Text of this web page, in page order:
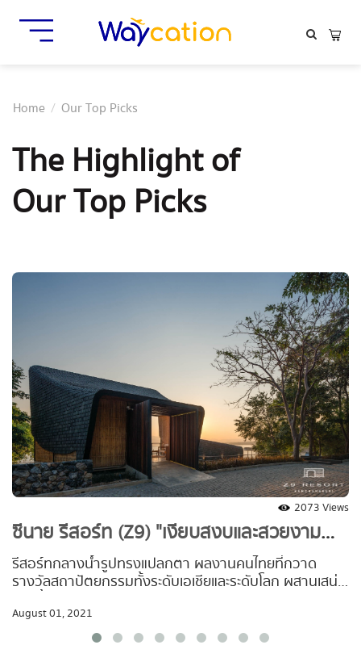
Home Our Top Picks
The Highlight of
Our Top Picks
2073 Views
ซีนาย รีสอร์ท (Z9) "เงียบสงบและสวยงาม
ที่สุดใจกลางเขื่อนศรีนครินทร์ "
รีสอร์ทกลางน้ำรูปทรงแปลกตา ผลงานคนไทยที่กวาด
รางวัลสถาปัตยกรรมทั้งระดับเอเชียและระดับโลก ผสานเสน่ห์
ให้คุณมาค้นเจอ
August 01, 2021